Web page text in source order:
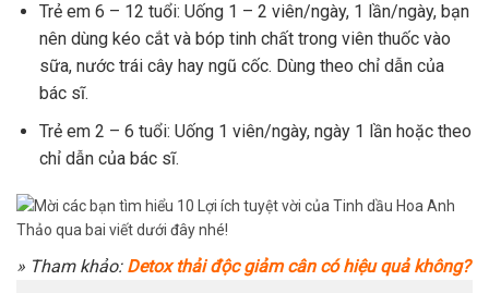
Trẻ em 6 – 12 tuổi: Uống 1 – 2 viên/ngày, 1 lần/ngày, bạn
nên dùng kéo cắt và bóp tinh chất trong viên thuốc vào
sữa, nước trái cây hay ngũ cốc. Dùng theo chỉ dẫn của
bác sĩ.
Trẻ em 2 – 6 tuổi: Uống 1 viên/ngày, ngày 1 lần hoặc theo
chỉ dẫn của bác sĩ.
» Tham khảo: Detox thải độc giảm cân có hiệu quả không?